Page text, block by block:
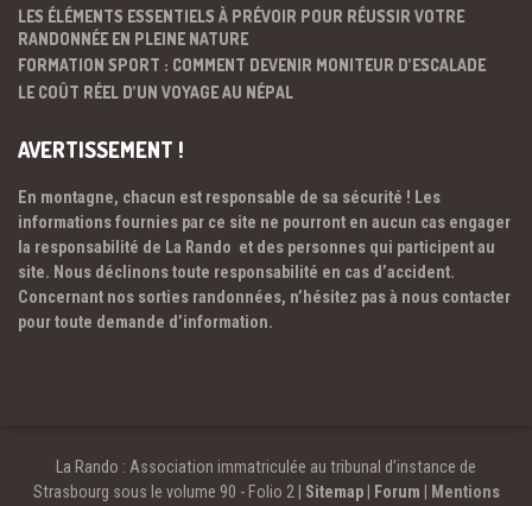
LES ÉLÉMENTS ESSENTIELS À PRÉVOIR POUR RÉUSSIR VOTRE
RANDONNÉE EN PLEINE NATURE
FORMATION SPORT : COMMENT DEVENIR MONITEUR D’ESCALADE
LE COÛT RÉEL D’UN VOYAGE AU NÉPAL
AVERTISSEMENT !
En montagne, chacun est responsable de sa sécurité ! Les
informations fournies par ce site ne pourront en aucun cas engager
la responsabilité de La Rando et des personnes qui participent au
site. Nous déclinons toute responsabilité en cas d’accident.
Concernant nos sorties randonnées, n’hésitez pas à nous contacter
pour toute demande d’information.
La Rando : Association immatriculée au tribunal d’instance de
Strasbourg sous le volume 90 - Folio 2 | Sitemap| Forum Mentions